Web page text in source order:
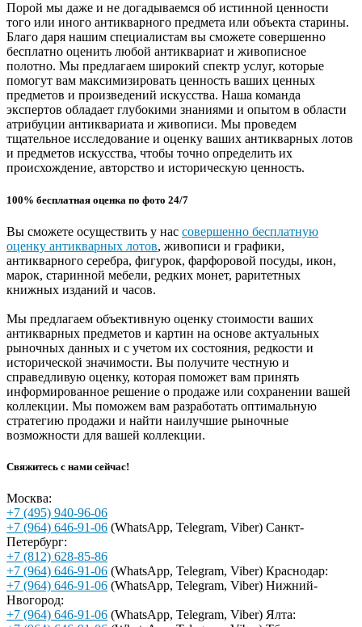
Порой мы даже и не догадываемся об истинной ценности
того или иного антикварного предмета или объекта старины.
Благо даря нашим специалистам вы сможете совершенно
бесплатно оценить любой антиквариат и живописное
полотно. Мы предлагаем широкий спектр услуг, которые
помогут вам максимизировать ценность ваших ценных
предметов и произведений искусства. Наша команда
экспертов обладает глубокими знаниями и опытом в области
атрибуции антиквариата и живописи. Мы проведем
тщательное исследование и оценку ваших антикварных лотов
и предметов искусства, чтобы точно определить их
происхождение, авторство и историческую ценность.
100% бесплатная оценка по фото 24/7
Вы сможете осуществить у нас совершенно бесплатную
оценку антикварных лотов, живописи и графики,
антикварного серебра, фигурок, фарфоровой посуды, икон,
марок, старинной мебели, редких монет, раритетных
книжных изданий и часов.
Мы предлагаем объективную оценку стоимости ваших
антикварных предметов и картин на основе актуальных
рыночных данных и с учетом их состояния, редкости и
исторической значимости. Вы получите честную и
справедливую оценку, которая поможет вам принять
информированное решение о продаже или сохранении вашей
коллекции. Мы поможем вам разработать оптимальную
стратегию продажи и найти наилучшие рыночные
возможности для вашей коллекции.
Свяжитесь с нами сейчас!
Москва:
+7 (495) 940-96-06
+7 (964) 646-91-06 (WhatsApp, Telegram, Viber) Санкт-
Петербург:
+7 (812) 628-85-86
+7 (964) 646-91-06 (WhatsApp, Telegram, Viber) Краснодар:
+7 (964) 646-91-06 (WhatsApp, Telegram, Viber) Нижний-
Нвогород:
+7 (964) 646-91-06 (WhatsApp, Telegram, Viber) Ялта: